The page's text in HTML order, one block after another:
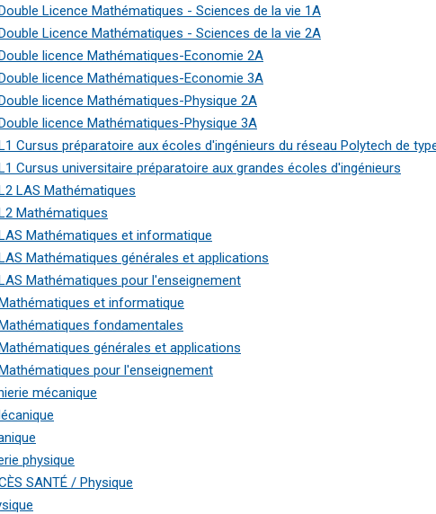
Licence Mathématiques - Sciences de la vie 1A
Licence Mathématiques - Sciences de la vie 2A
licence Mathématiques-Economie 2A
licence Mathématiques-Economie 3A
licence Mathématiques-Physique 2A
licence Mathématiques-Physique 3A
Cursus préparatoire aux écoles d'ingénieurs du réseau Polytech de
Cursus universitaire préparatoire aux grandes écoles d'ingénieurs
LAS Mathématiques
Mathématiques
Mathématiques et informatique
Mathématiques générales et applications
Mathématiques pour l'enseignement
et informatique
fondamentales
générales et applications
pour l'enseignement
mécanique
physique
SANTÉ / Physique